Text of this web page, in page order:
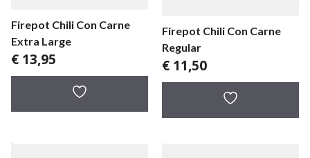
Firepot Chili Con Carne
Extra Large
€ 13,95
Firepot Chili Con Carne
Regular
€ 11,50